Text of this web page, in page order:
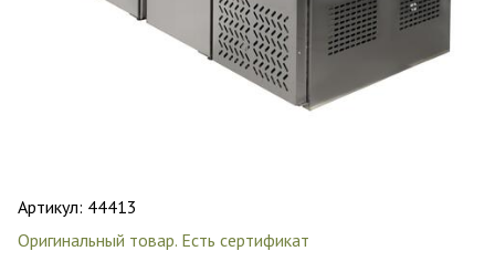
Артикул: 44413
Оригинальный товар. Есть сертификат